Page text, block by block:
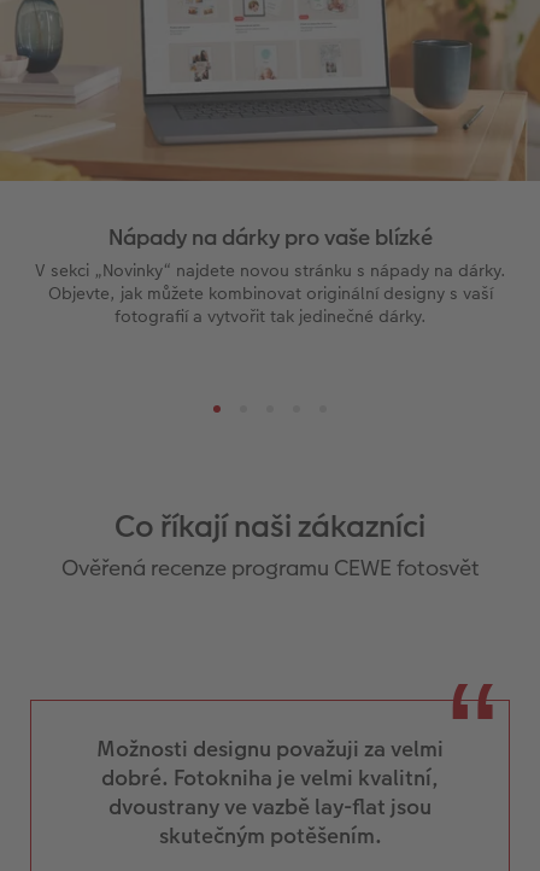
Nápady na dárky pro vaše blízké
V sekci „Novinky“ najdete novou stránku s nápady na dárky.
Objevte, jak můžete kombinovat originální designy s vaší
fotografií a vytvořit tak jedinečné dárky.
Co říkají naši zákazníci
Ověřená recenze programu CEWE fotosvět
Možnosti designu považuji za velmi
dobré. Fotokniha je velmi kvalitní,
dvoustrany ve vazbě lay-flat jsou
skutečným potěšením.